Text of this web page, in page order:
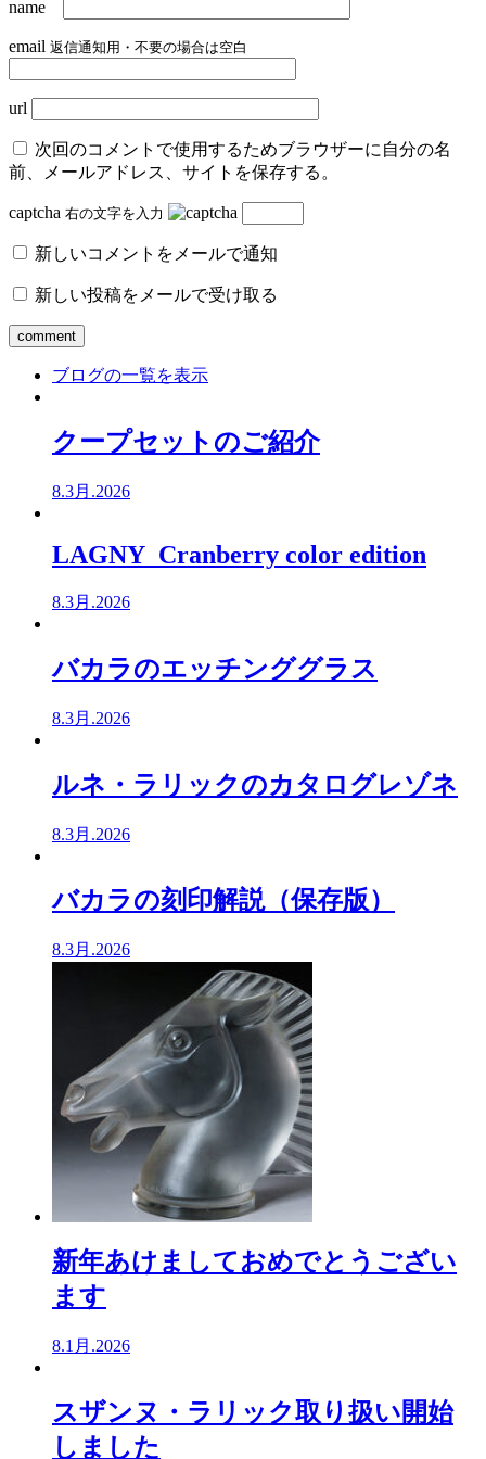
name
email 返信通知用・不要の場合は空白
url
次回のコメントで使用するためブラウザーに自分の名
前、メールアドレス、サイトを保存する。
captcha 右の文字を入力
新しいコメントをメールで通知
新しい投稿をメールで受け取る
ブログの一覧を表示
クープセットのご紹介
8.3月.2026
LAGNY Cranberry color edition
8.3月.2026
バカラのエッチンググラス
8.3月.2026
ルネ・ラリックのカタログレゾネ
8.3月.2026
バカラの刻印解説（保存版）
8.3月.2026
新年あけましておめでとうござい
ます
8.1月.2026
スザンヌ・ラリック取り扱い開始
しました